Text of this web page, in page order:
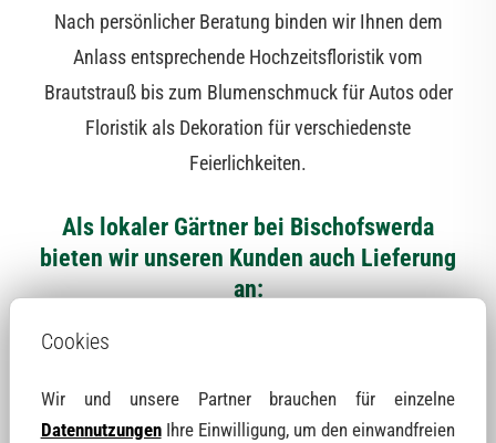
Nach persönlicher Beratung binden wir Ihnen dem
Anlass entsprechende Hochzeitsfloristik vom
Brautstrauß bis zum Blumenschmuck für Autos oder
Floristik als Dekoration für verschiedenste
Feierlichkeiten.
Als lokaler Gärtner bei Bischofswerda
bieten wir unseren Kunden auch Lieferung
an:
Bei größere Aufträgen, z. B. für Hochzeiten oder
Schuleingänge im Umland von Bischofswerda und
Hoyerswerda, liefern wir auch außerhalb von Neschwitz
Cookies
Wir und unsere Partner brauchen für einzelne
DatennutzungenIhre Einwilligung, um den einwandfreien